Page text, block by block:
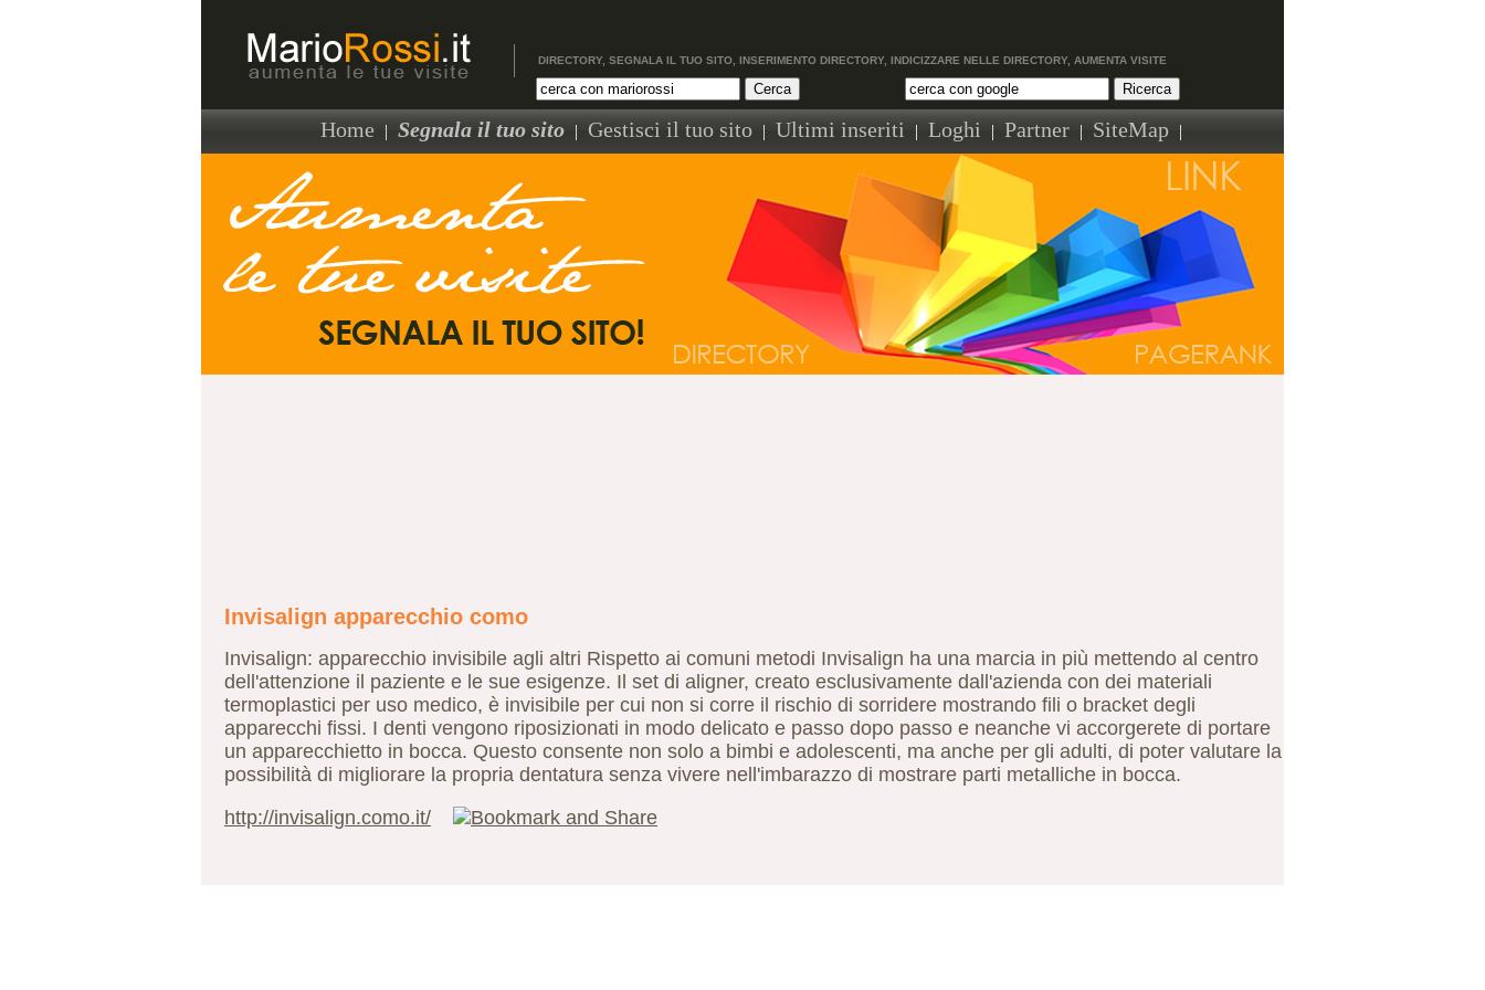
DIRECTORY, SEGNALA IL TUO SITO, INSERIMENTO DIRECTORY, INDICIZZARE NELLE DIRECTORY, AUMENTA VISITE
Home | Segnala il tuo sito | Gestisci il tuo sito | Ultimi inseriti | Loghi | Partner | SiteMap |
Invisalign apparecchio como
Invisalign: apparecchio invisibile agli altri Rispetto ai comuni metodi Invisalign ha una marcia in più mettendo al centro
dell'attenzione il paziente e le sue esigenze. Il set di aligner, creato esclusivamente dall'azienda con dei materiali
termoplastici per uso medico, è invisibile per cui non si corre il rischio di sorridere mostrando fili o bracket degli
apparecchi fissi. I denti vengono riposizionati in modo delicato e passo dopo passo e neanche vi accorgerete di portare
un apparecchietto in bocca. Questo consente non solo a bimbi e adolescenti, ma anche per gli adulti, di poter valutare la
possibilità di migliorare la propria dentatura senza vivere nell'imbarazzo di mostrare parti metalliche in bocca.
http://invisalign.como.it/